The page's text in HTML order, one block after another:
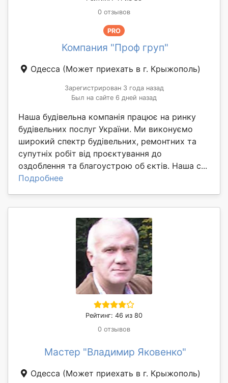
0 отзывов
PRO
Компания "Проф груп"
Одесса (Может приехать в г. Крыжополь)
Зарегистрирован 3 года назад
Был на сайте 6 дней назад
Наша будівельна компанія працює на ринку
будівельних послуг України. Ми виконуємо
широкий спектр будівельних, ремонтних та
супутніх робіт від проєктування до
оздоблення та благоустрою об єктів. Наша с...
Подробнее
Рейтинг: 46 из 80
0 отзывов
Мастер "Владимир Яковенко"
Одесса (Может приехать в г. Крыжополь)